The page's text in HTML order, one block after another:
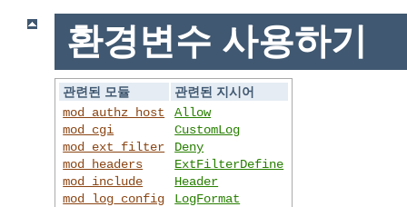
환경변수 사용하기
관련된 모듈
관련된 지시어
mod_authz_host
mod_cgi
mod_ext_filter
mod_headers
mod_include
mod_log_config
Allow
CustomLog
Deny
ExtFilterDefine
Header
LogFormat